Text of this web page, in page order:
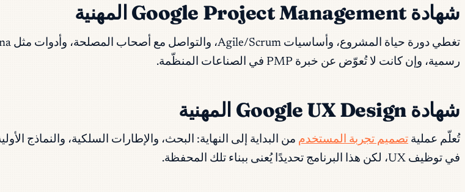
شهادة Google Project Management المهنية
رسمية، وإن كانت لا تُعوّض عن خبرة PMP في الصناعات المنظّمة.
شهادة Google UX Design المهنية
تُعلّم عملية تصميم تجربة المستخدم
في توظيف UX، لكن هذا البرنامج تحديدًا يُعنى ببناء تلك المحفظة.